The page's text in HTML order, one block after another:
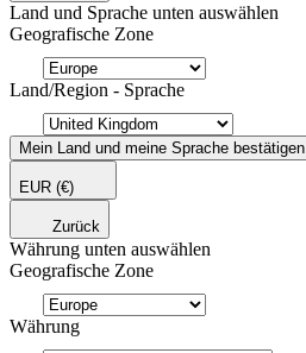
Land und Sprache unten auswählen
Geografische Zone
Land/Region - Sprache
Mein Land und meine Sprache bestätigen
EUR (€)
Zurück
Währung unten auswählen
Geografische Zone
Währung